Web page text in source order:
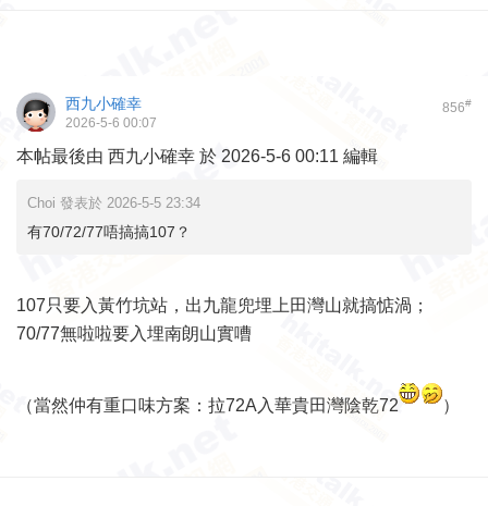
856#
西九小確幸
2026-5-6 00:07
本帖最後由 西九小確幸 於 2026-5-6 00:11 編輯
Choi 發表於 2026-5-5 23:34
有70/72/77唔搞搞107？
107只要入黃竹坑站，出九龍兜埋上田灣山就搞惦渦；
70/77無啦啦要入埋南朗山實嘈
（當然仲有重口味方案：拉72A入華貴田灣陰乾72 ）